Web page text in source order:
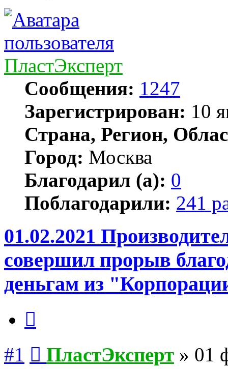
ПластЭксперт
Сообщения: 1247
Зарегистрирован: 10
Страна, Регион,
Город: Москва
Благодарил (а): 0
Поблагодарили: 241
01.02.2021
совершил прорыв
деньгам из
#1 ПластЭксперт » 01